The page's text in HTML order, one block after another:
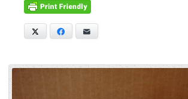
Facebook